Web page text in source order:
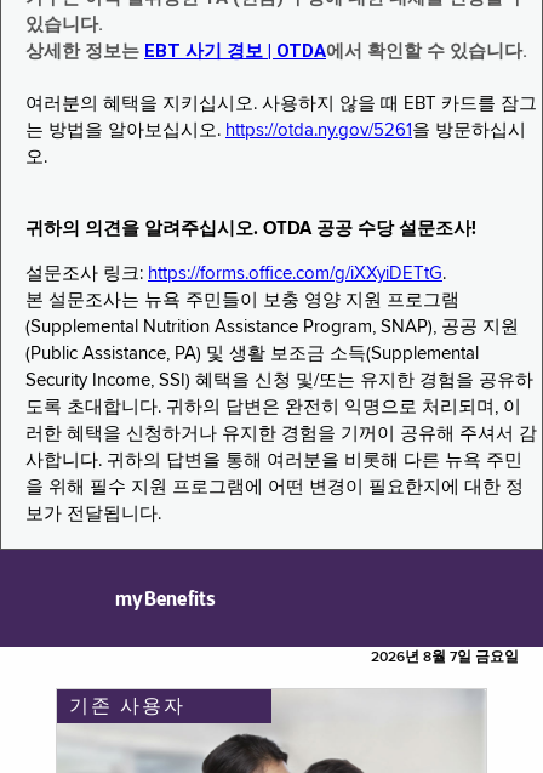
있습니다.
상세한 정보는 EBT 사기 경보 | OTDA에서 확인할 수 있습니다.
여러분의 혜택을 지키십시오. 사용하지 않을 때 EBT 카드를 잠그
는 방법을 알아보십시오. https://otda.ny.gov/5261 을 방문하십시
오.
귀하의 의견을 알려주십시오. OTDA 공공 수당 설문조사!
설문조사 링크: https://forms.office.com/g/iXXyiDETtG.
본 설문조사는 뉴욕 주민들이 보충 영양 지원 프로그램
(Supplemental Nutrition Assistance Program, SNAP), 공공 지원
(Public Assistance, PA) 및 생활 보조금 소득(Supplemental
Security Income, SSI) 혜택을 신청 및/또는 유지한 경험을 공유하
도록 초대합니다. 귀하의 답변은 완전히 익명으로 처리되며, 이
러한 혜택을 신청하거나 유지한 경험을 기꺼이 공유해 주셔서 감
사합니다. 귀하의 답변을 통해 여러분을 비롯해 다른 뉴욕 주민
을 위해 필수 지원 프로그램에 어떤 변경이 필요한지에 대한 정
보가 전달됩니다.
myBenefits
2026년 8월 7일 금요일
기존 사용자